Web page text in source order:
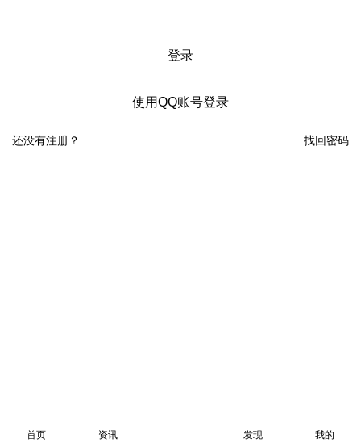
登录
使用QQ账号登录
找回密码
还没有注册？
首页 资讯 发现 我的